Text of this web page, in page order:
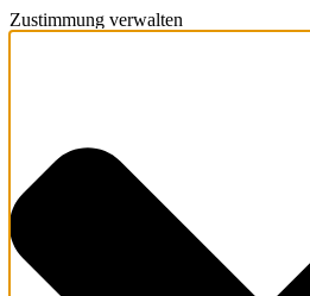
Zustimmung verwalten